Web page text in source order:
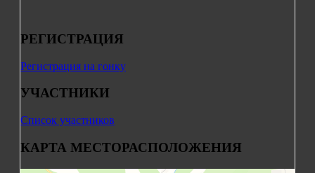
РЕГИСТРАЦИЯ
Регистрация на гонку
УЧАСТНИКИ
Список участников
КАРТА МЕСТОРАСПОЛОЖЕНИЯ